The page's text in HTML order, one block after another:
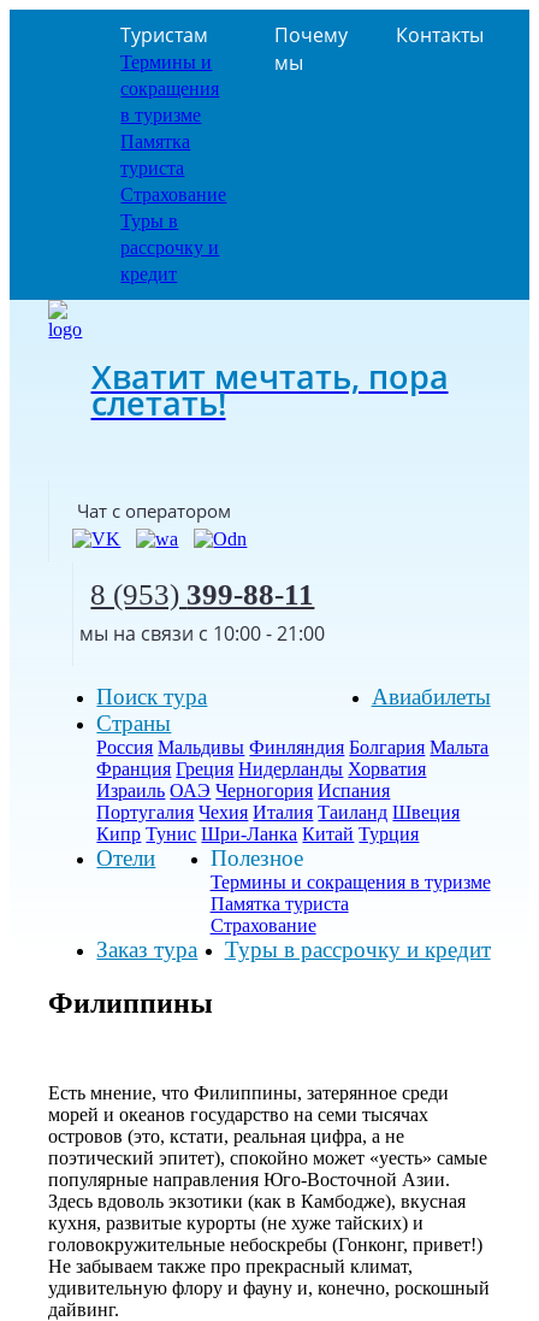
Туристам
Термины и
сокращения
в туризме
Памятка
туриста
Страхование
Туры в
рассрочку и
кредит
Почему
мы
Контакты
Хватит мечтать, пора
слетать!
Чат с оператором
8 (953) 399-88-11
мы на связи с 10:00 - 21:00
Поиск тура
Авиабилеты
Страны
Россия Мальдивы Финляндия Болгария Мальта
Франция Греция Нидерланды Хорватия
Израиль ОАЭ Черногория Испания
Португалия Чехия Италия Таиланд Швеция
Кипр Тунис Шри-Ланка Китай Турция
Отели Полезное
Термины и сокращения в туризме
Памятка туриста
Страхование
Заказ тура Туры в рассрочку и кредит
Филиппины
Есть мнение, что Филиппины, затерянное среди
морей и океанов государство на семи тысячах
островов (это, кстати, реальная цифра, а не
поэтический эпитет), спокойно может «уесть» самые
популярные направления Юго-Восточной Азии.
Здесь вдоволь экзотики (как в Камбодже), вкусная
кухня, развитые курорты (не хуже тайских) и
головокружительные небоскребы (Гонконг, привет!)
Не забываем также про прекрасный климат,
удивительную флору и фауну и, конечно, роскошный
дайвинг.